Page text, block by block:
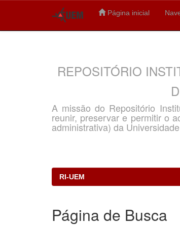
Página inicial
REPOSITÓRIO
A missão do Repositório
reunir, preservar e permitir o
administrativa) da
RI-UEM
Página de Busca